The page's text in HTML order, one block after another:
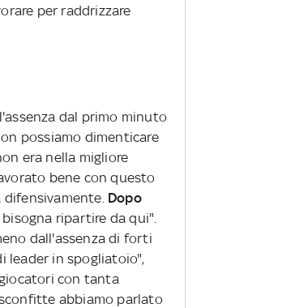
per raddrizzare
dal primo minuto
possiamo dimenticare
era nella migliore
bene con questo
difensivamente. Dopo
bisogna ripartire da qui".
dall'assenza di forti
leader in spogliatoio",
con tanta
abbiamo parlato